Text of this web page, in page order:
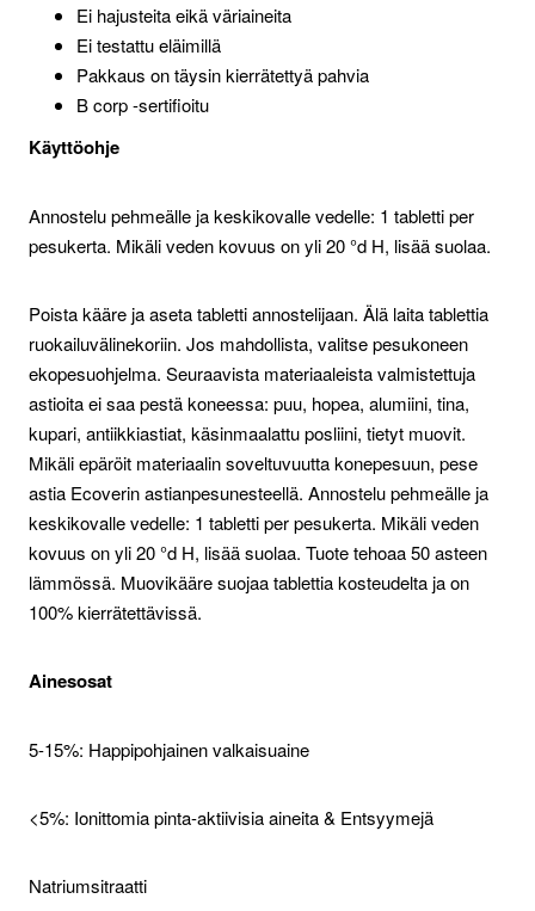
Ei hajusteita eikä väriaineita
Ei testattu eläimillä
Pakkaus on täysin kierrätettyä pahvia
B corp -sertifioitu
Käyttöohje
Annostelu pehmeälle ja keskikovalle vedelle: 1 tabletti per
pesukerta. Mikäli veden kovuus on yli 20 °d H, lisää suolaa.
Poista kääre ja aseta tabletti annostelijaan. Älä laita tablettia
ruokailuvälinekoriin. Jos mahdollista, valitse pesukoneen
ekopesuohjelma. Seuraavista materiaaleista valmistettuja
astioita ei saa pestä koneessa: puu, hopea, alumiini, tina,
kupari, antiikkiastiat, käsinmaalattu posliini, tietyt muovit.
Mikäli epäröit materiaalin soveltuvuutta konepesuun, pese
astia Ecoverin astianpesunesteellä. Annostelu pehmeälle ja
keskikovalle vedelle: 1 tabletti per pesukerta. Mikäli veden
kovuus on yli 20 °d H, lisää suolaa. Tuote tehoaa 50 asteen
lämmössä. Muovikääre suojaa tablettia kosteudelta ja on
100% kierrätettävissä.
Ainesosat
5-15%: Happipohjainen valkaisuaine
<5%: Ionittomia pinta-aktiivisia aineita & Entsyymejä
Natriumsitraatti